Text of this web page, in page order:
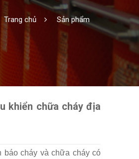
Trang chủ Sản phẩm
khiển chữa cháy địa
báo cháy và chữa cháy có